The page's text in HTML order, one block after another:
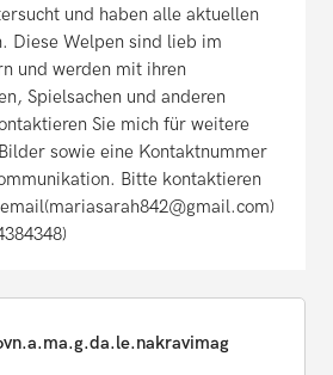
und haben alle aktuellen
Diese Welpen sind lieb im
und werden mit ihren
Spielsachen und anderen
Sie mich für weitere
sowie eine Kontaktnummer
Bitte kontaktieren